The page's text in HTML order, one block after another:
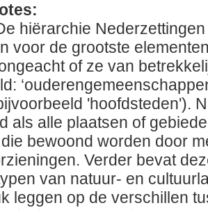
hiërarchie
voor de grootste
of ze van
'hoofdsteden').
als alle plaatsen of
bewoond worden door
Verder bevat
van natuur- en
leggen op de verschillen